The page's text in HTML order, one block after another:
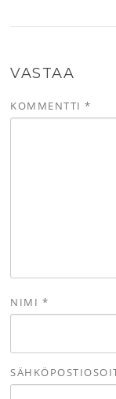
VASTAA
KOMMENTTI*
NIMI *